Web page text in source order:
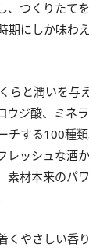
、つくりたて
期にしか味わ
らと潤いを与
ウジ酸、ミネ
チする100種
レッシュな酒
素材本来のパ
くやさしい香